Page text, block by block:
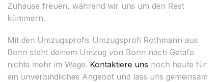
Zuhause freuen, während wir uns um den Rest
kümmern.
Mit den Umzugsprofis Umzugsprofi Rothmann aus
Bonn steht deinem Umzug von Bonn nach Getafe
nichts mehr im Wege. Kontaktiere uns noch heute für
ein unverbindliches Angebot und lass uns gemeinsam